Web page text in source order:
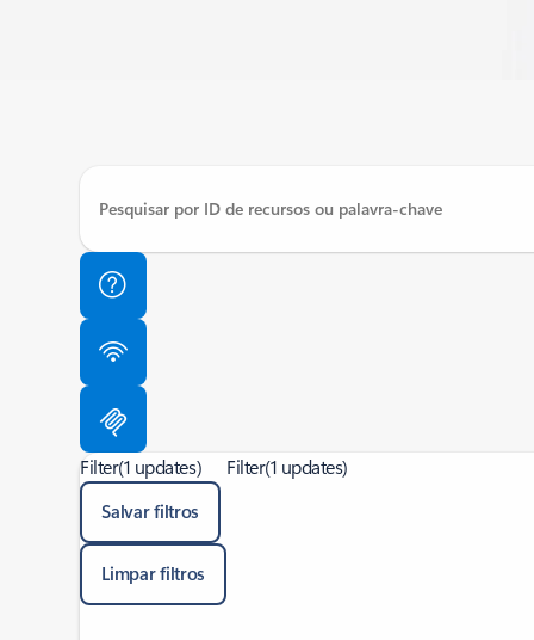
Filter(1 updates)
Salvar filtros
Limpar filtros
Filter(1 updates)